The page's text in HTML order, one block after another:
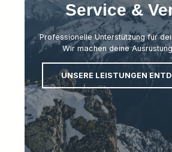
Service &
Professionelle Unterstützung für
Wir machen deine
UNSERE LEISTUNGEN